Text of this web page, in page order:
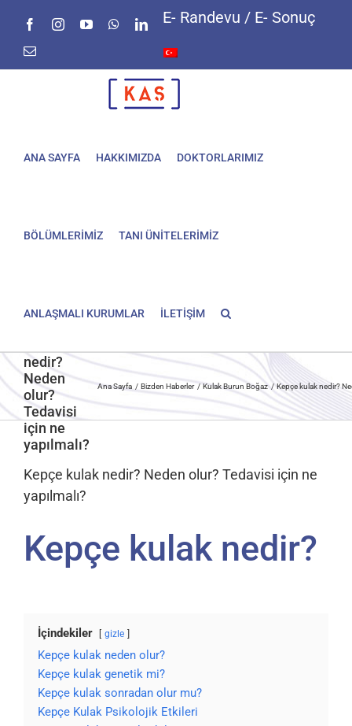
FacebookInstagramYouTubeWhatsAppLinkedIn
E-
E- Randevu / E- Sonuç
ANA SAYFA HAKKIMIZDA DOKTORLARIMIZ
BÖLÜMLERİMİZ TANI ÜNİTELERİMİZ
ANLAŞMALI KURUMLAR İLETİŞİM
nedir?
Neden
olur?
Tedavisi
için ne
yapılmalı?
Ana Sayfa Bizden Haberler Kulak Burun Boğaz Kepçe kulak nedir?
Kepçe kulak nedir? Neden olur? Tedavisi için ne
yapılmalı?
Kepçe kulak nedir?
İçindekiler gizle
Kepçe kulak neden olur?
Kepçe kulak genetik mi?
Kepçe kulak sonradan olur mu?
Kepçe Kulak Psikolojik Etkileri